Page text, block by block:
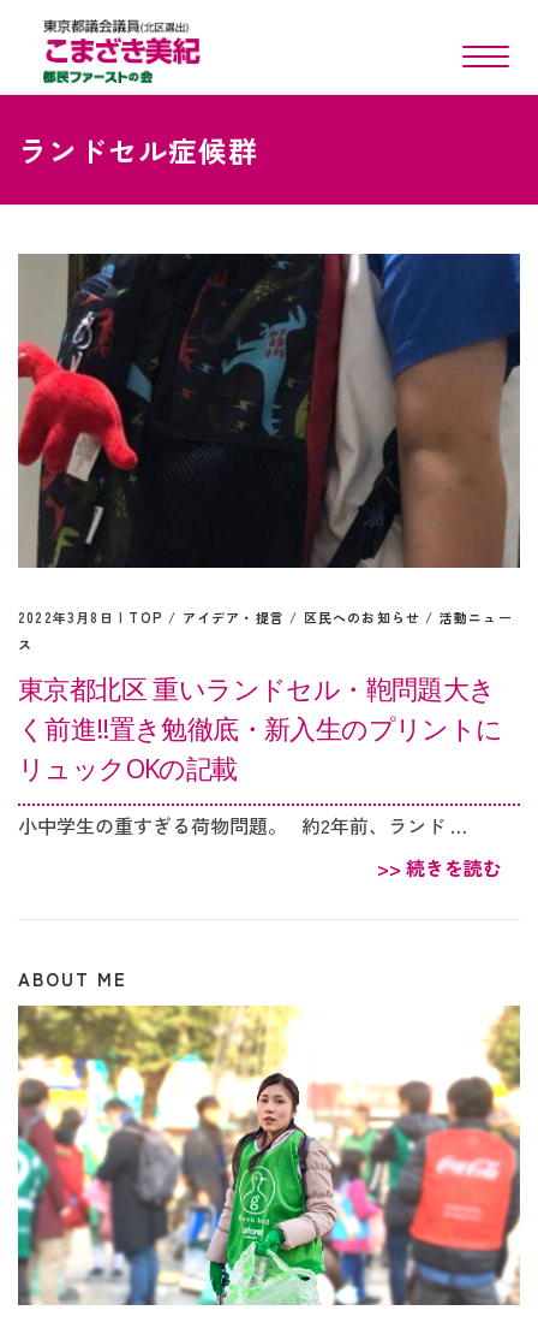
toggle
ランドセル症候群
2022年3月8日 | TOP / アイデア・提言 / 区民へのお知らせ / 活動ニュー
ス
東京都北区 重いランドセル・鞄問題大き
く前進‼︎置き勉徹底・新入生のプリントに
リュックOKの記載
小中学生の重すぎる荷物問題。 約2年前、ランド …
>> 続きを読む
ABOUT ME